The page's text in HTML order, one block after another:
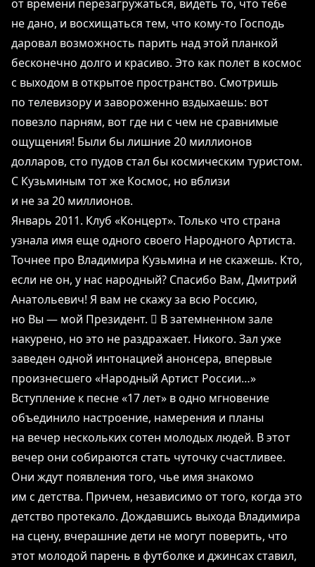
от времени перезагружаться, видеть то, что тебе
не дано, и восхищаться тем, что кому-то Господь
даровал возможность парить над этой планкой
бесконечно долго и красиво. Это как полет в космос
с выходом в открытое пространство. Смотришь
по телевизору и завороженно вздыхаешь: вот
повезло парням, вот где ни с чем не сравнимые
ощущения! Были бы лишние 20 миллионов
долларов, сто пудов стал бы космическим туристом.
С Кузьминым тот же Космос, но вблизи
и не за 20 миллионов.
Январь 2011. Клуб «Концерт». Только что страна
узнала имя еще одного своего Народного Артиста.
Точнее про Владимира Кузьмина и не скажешь. Кто,
если не он, у нас народный? Спасибо Вам, Дмитрий
Анатольевич! Я вам не скажу за всю Россию,
но Вы ― мой Президент.  В затемненном зале
накурено, но это не раздражает. Никого. Зал уже
заведен одной интонацией анонсера, впервые
произнесшего «Народный Артист России…»
Вступление к песне «17 лет» в одно мгновение
объединило настроение, намерения и планы
на вечер нескольких сотен молодых людей. В этот
вечер они собираются стать чуточку счастливее.
Они ждут появления того, чье имя знакомо
им с детства. Причем, независимо от того, когда это
детство протекало. Дождавшись выхода Владимира
на сцену, вчерашние дети не могут поверить, что
этот молодой парень в футболке и джинсах ставил,